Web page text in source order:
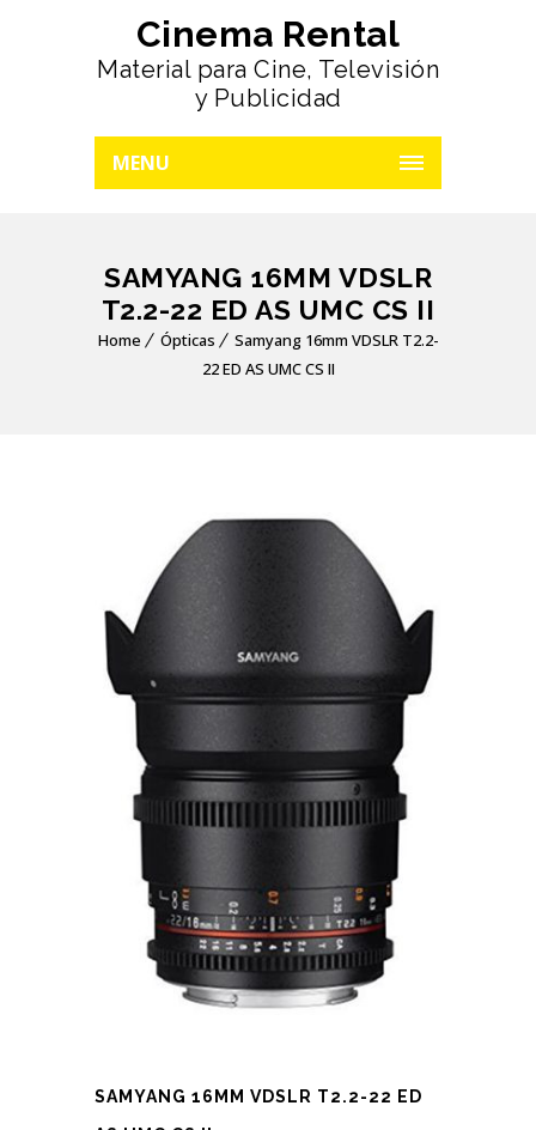
Cinema Rental
Material para Cine, Televisión
y Publicidad
MENU
SAMYANG 16MM VDSLR
T2.2-22 ED AS UMC CS II
Home Ópticas
Samyang 16mm VDSLR T2.2-
22 ED AS UMC CS II
SAMYANG 16MM VDSLR T2.2-22 ED